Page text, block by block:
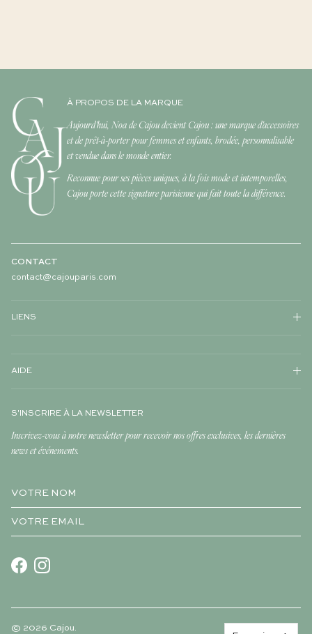
À PROPOS DE LA MARQUE
Aujourd'hui, Noa de Cajou devient Cajou : une marque d'accessoires
et de prêt-à-porter pour femmes et enfants, brodée, personnalisable
et vendue dans le monde entier.
Reconnue pour ses pièces uniques, à la fois mode et intemporelles,
Cajou porte cette signature parisienne qui fait toute la différence.
CONTACT
contact@cajouparis.com
LIENS
AIDE
S'INSCRIRE À LA NEWSLETTER
Inscrivez-vous à notre newsletter pour recevoir nos offres exclusives, les dernières
news et événements.
FacebookInstagram
© 2026 Cajou